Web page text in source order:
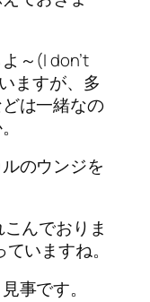
～(I don’t
ますが、多
は一緒なの
のウンジを
んでおりま
いますね。
事です。